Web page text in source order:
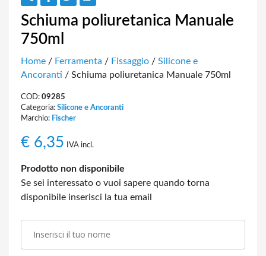
Schiuma poliuretanica Manuale
750ml
Home / Ferramenta / Fissaggio / Silicone e
Ancoranti / Schiuma poliuretanica Manuale 750ml
COD: 09285
Categoria: Silicone e Ancoranti
Marchio: Fischer
€ 6,35 IVA incl.
Prodotto non disponibile
Se sei interessato o vuoi sapere quando torna
disponibile inserisci la tua email